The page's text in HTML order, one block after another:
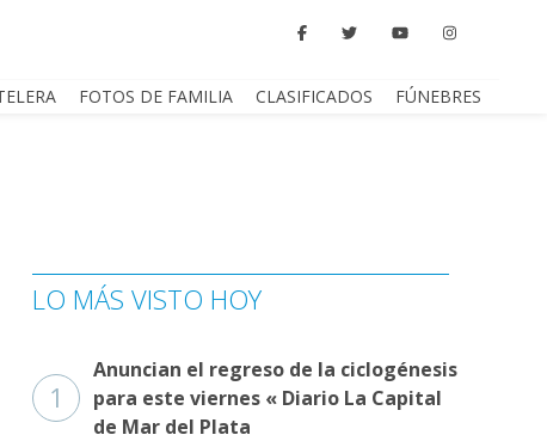
FOTOS DE FAMILIA CLASIFICADOS FÚNEBRES
LO MÁS VISTO HOY
1
Anuncian el regreso de la ciclogénesis
para este viernes « Diario La Capital
de Mar del Plata